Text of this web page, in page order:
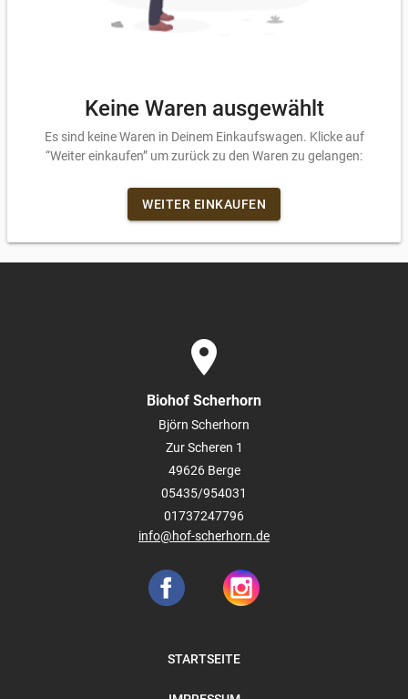
Keine Waren ausgewählt
Es sind keine Waren in Deinem Einkaufswagen. Klicke auf
“Weiter einkaufen” um zurück zu den Waren zu gelangen:
WEITER EINKAUFEN
place
Biohof Scherhorn
Björn Scherhorn
Zur Scheren 1
49626 Berge
05435/954031
01737247796
info@hof-scherhorn.de
STARTSEITE